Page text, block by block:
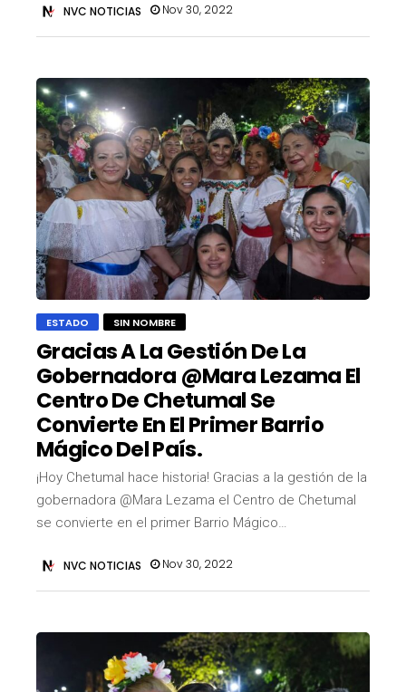
NVC NOTICIAS Nov 30, 2022
ESTADO SIN NOMBRE
Gracias A La Gestión De La
Gobernadora @Mara Lezama El
Centro De Chetumal Se
Convierte En El Primer Barrio
Mágico Del País.
¡Hoy Chetumal hace historia! Gracias a la gestión de la
gobernadora @Mara Lezama el Centro de Chetumal
se convierte en el primer Barrio Mágico…
NVC NOTICIAS Nov 30, 2022